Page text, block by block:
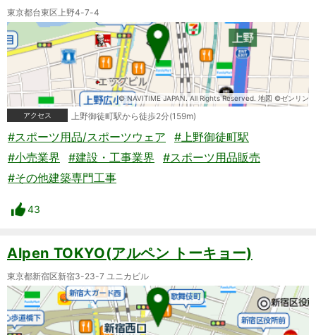
東京都台東区上野4-7-4
© NAVITIME JAPAN. All Rights Reserved. 地図 ©ゼンリン
アクセス
上野御徒町駅から徒歩2分(159m)
#スポーツ用品/スポーツウェア
#上野御徒町駅
#小売業界
#建設・工事業界
#スポーツ用品販売
#その他建築専門工事
43
Alpen TOKYO(アルペン トーキョー)
東京都新宿区新宿3-23-7 ユニカビル